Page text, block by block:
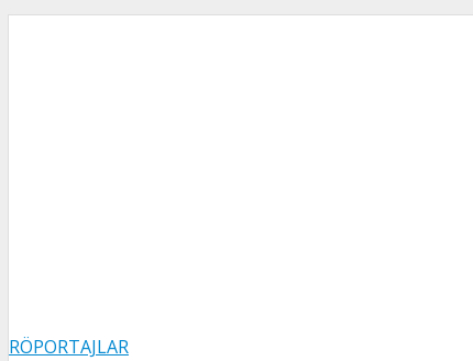
RÖPORTAJLAR